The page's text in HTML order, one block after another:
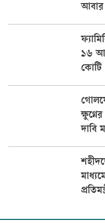
১৬
কোটি
দাবি